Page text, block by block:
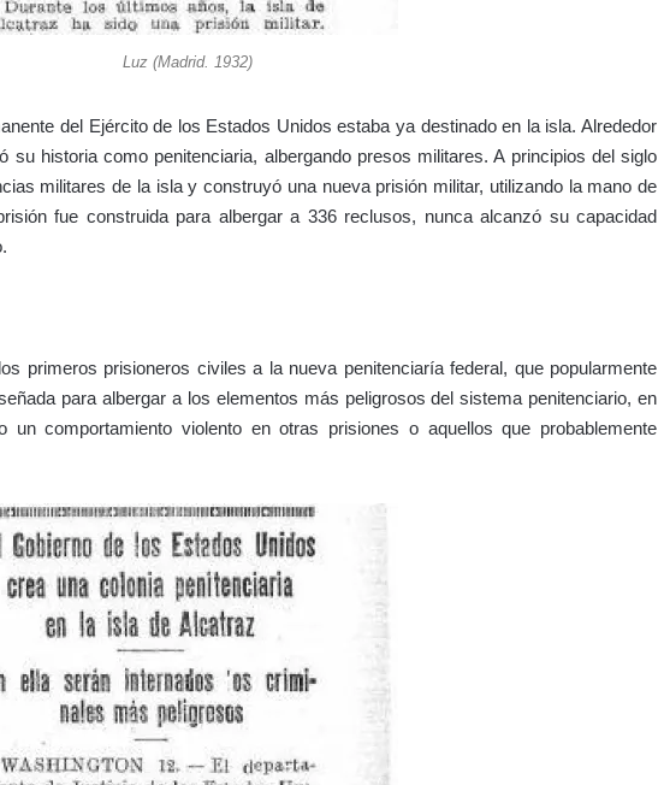
Luz (Madrid. 1932)
del Ejército de los Estados Unidos estaba ya destinado en la isla. Alrededor
historia como penitenciaria, albergando presos militares. A principios del siglo
militares de la isla y construyó una nueva prisión militar, utilizando la mano de
fue construida para albergar a 336 reclusos, nunca alcanzó su capacidad
primeros prisioneros civiles a la nueva penitenciaría federal, que popularmente
para albergar a los elementos más peligrosos del sistema penitenciario, en
un comportamiento violento en otras prisiones o aquellos que probablemente